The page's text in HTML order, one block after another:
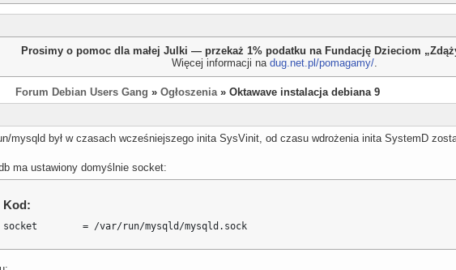
Prosimy o pomoc dla małej Julki — przekaż 1% podatku na Fundację Dzieciom
Więcej informacji na dug.net.pl/pomagamy/.
Forum Debian Users Gang » Ogłoszenia» Oktawave instalacja debiana 9
mysqld był w czasach wcześniejszego inita SysVinit, od czasu wdrożenia inita SystemD
ma ustawiony domyślnie socket:
Kod:
socket        = /var/run/mysqld/mysqld.sock